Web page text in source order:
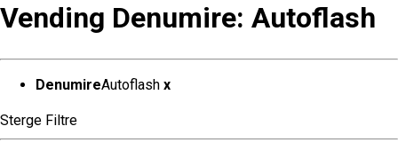
Vending Denumire: Autoflash
DenumireAutoflash x
Sterge Filtre